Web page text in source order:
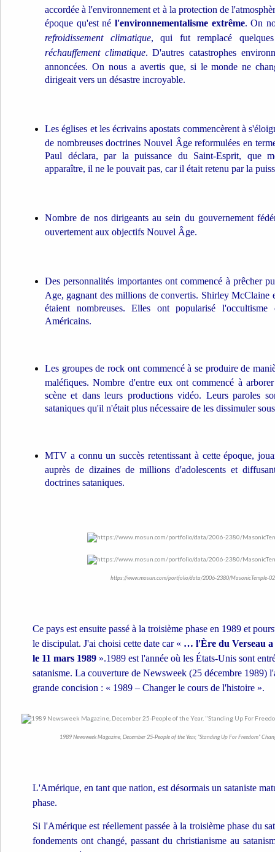
accordée à l'environnement et à la protection de
époque qu'est né l'environnementalisme extrême. On
refroidissement climatique, qui fut remplacé
réchauffement climatique. D'autres catastrophes
annoncées. On nous a avertis que, si le monde ne
dirigeait vers un désastre incroyable.
Les églises et les écrivains apostats commencèrent à
de nombreuses doctrines Nouvel Âge reformulées en
Paul déclara, par la puissance du Saint-Esprit, que
apparaître, il ne le pouvait pas, car il était retenu par la
Nombre de nos dirigeants au sein du gouvernement
ouvertement aux objectifs Nouvel Âge.
Des personnalités importantes ont commencé à prêcher
Age, gagnant des millions de convertis. Shirley McClaine
étaient nombreuses. Elles ont popularisé
Américains.
Les groupes de rock ont ​​commencé à se produire de
maléfiques. Nombre d'entre eux ont commencé à
scène et dans leurs productions vidéo. Leurs paroles
sataniques qu'il n'était plus nécessaire de les dissimuler
MTV a connu un succès retentissant à cette époque,
auprès de dizaines de millions d'adolescents et
doctrines sataniques.
https://www.mosun.com/portfolio/data/2006-2380/MasonicTemple-
Ce pays est ensuite passé à la troisième phase en 1989 et
le discipulat. J'ai choisi cette date car « … l'Ère du Verseau a
le 11 mars 1989 ».1989 est l'année où les États-Unis sont
satanisme. La couverture de Newsweek (25 décembre 1989)
grande concision : « 1989 – Changer le cours de l'histoire ».
1989 Newsweek Magazine, December 25-People of the Year, "Standing Up For Freedom"
L'Amérique, en tant que nation, est désormais un sataniste
phase.
Si l'Amérique est réellement passée à la troisième phase du
fondements ont changé, passant du christianisme au